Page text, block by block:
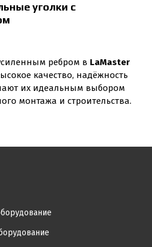
уголки с
ребром в LaMaster
качество, надёжность
их идеальным выбором
монтажа и строительства.